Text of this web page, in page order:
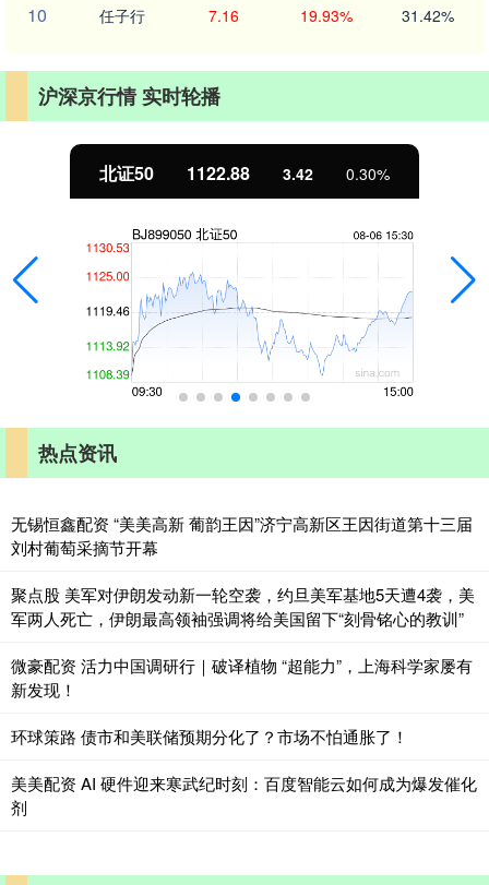
10 任子行 7.16 19.93% 31.42%
沪深京行情 实时轮播
北证50 1122.88 3.42 0.30%
热点资讯
无锡恒鑫配资 “美美高新 葡韵王因”济宁高新区王因街道第十三届
刘村葡萄采摘节开幕
聚点股 美军对伊朗发动新一轮空袭，约旦美军基地5天遭4袭，美
军两人死亡，伊朗最高领袖强调将给美国留下“刻骨铭心的教训”
微豪配资 活力中国调研行｜破译植物 “超能力”，上海科学家屡有
新发现！
环球策路 债市和美联储预期分化了？市场不怕通胀了！
美美配资 AI 硬件迎来寒武纪时刻：百度智能云如何成为爆发催化
剂